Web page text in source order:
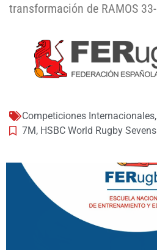
transformación de RAMOS
Competiciones Internacionales,
7M, HSBC World Rugby